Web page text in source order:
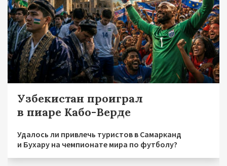
Узбекистан проиграл
в пиаре Кабо-Верде
Удалось ли привлечь туристов в Самарканд
и Бухару на чемпионате мира по футболу?